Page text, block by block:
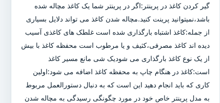
گیر کردن کاغذ در پرینتر:اگر در پرینتر شما یک کاغذ مچاله شده
باشد،نمیتوانید پرینت کنید.مچاله شدن کاغذ می تواند دلایل بسیاری
از جمله:کاغذ اشتباه بارگذاری شده است غلطک های کاغذی آسیب
دیده اند کاغذ مصرفی،کثیف و یا مرطوب است محفظه کاغذ با بیش
از یک نوع کاغذ بارگذاری می شودیک شی مانع مسیر کاغذ
است:کاغذ در هنگام چاپ به محفظه کاغذ اضافه می شود:اولین
کاری که باید انجام دهید این است که به دنبال دستورالعمل مربوط
به مدل پرینتر خاص خود در مورد چگونگی رسیدگی به مچاله شدن